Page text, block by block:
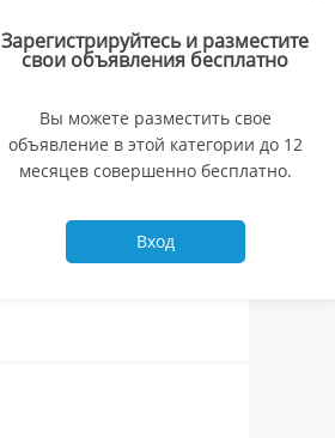
Избранно: 0
ДОСТАВКА ЦЕНА
50.00 €
Зарегистрируйтесь и разместите
свои объявления бесплатно
Вы можете разместить свое
объявление в этой категории до 12
месяцев совершенно бесплатно.
Вход